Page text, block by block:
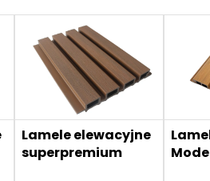
Lamele elewacyjne
superpremium